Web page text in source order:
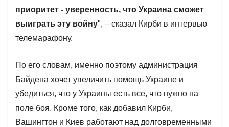
приоритет - уверенность, что Украина сможет
выиграть эту войну", – сказал Кирби в интервью
телемарафону.
По его словам, именно поэтому администрация
Байдена хочет увеличить помощь Украине и
убедиться, что у Украины есть все, что нужно на
поле боя. Кроме того, как добавил Кирби,
Вашингтон и Киев работают над долговременными